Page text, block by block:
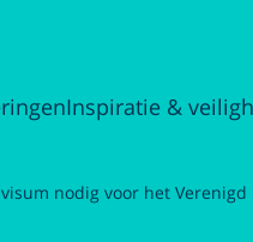
Inspiratie &
nodig voor het Verenigd